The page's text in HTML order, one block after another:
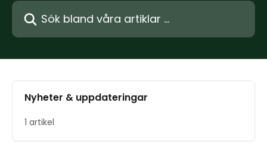
Sök bland våra artiklar …
Nyheter & uppdateringar
1 artikel